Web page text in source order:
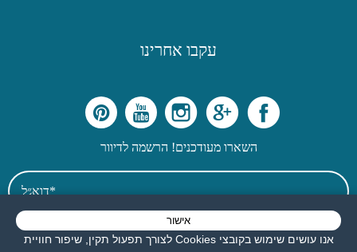
עקבו אחרינו
השארו מעודכנים! הרשמה לדיוור
אני מאשר את תנאי השימוש
אישור
אנו עושים שימוש בקובצי Cookies לצורך תפעול תקין, שיפור חוויית